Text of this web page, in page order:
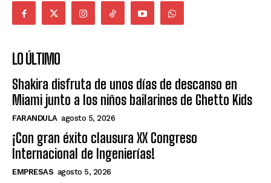
LO ÚLTIMO
Shakira disfruta de unos días de descanso en
Miami junto a los niños bailarines de Ghetto Kids
FARANDULA agosto 5, 2026
¡Con gran éxito clausura XX Congreso
Internacional de Ingenierías!
EMPRESAS agosto 5, 2026